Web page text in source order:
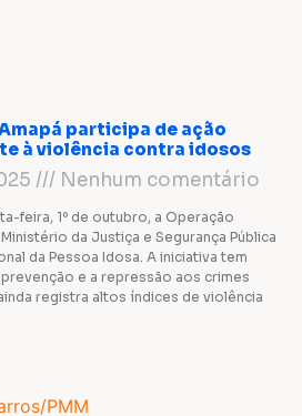
participa de ação
à violência contra idosos
Nenhum comentário
feira, 1º de outubro, a Operação
da Justiça e Segurança Pública
da Pessoa Idosa. A iniciativa tem
e a repressão aos crimes
registra altos índices de violência